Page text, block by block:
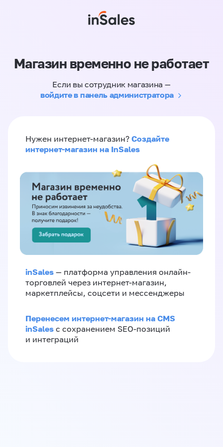
Магазин временно не работает
Если вы сотрудник магазина —
войдите в панель администратора
Нужен интернет-магазин? Создайте
интернет-магазин на InSales
inSales — платформа управления онлайн-
торговлей через интернет-магазин,
маркетплейсы, соцсети и мессенджеры
Перенесем интернет-магазин на CMS
inSales с сохранением SEO-позиций
и интеграций